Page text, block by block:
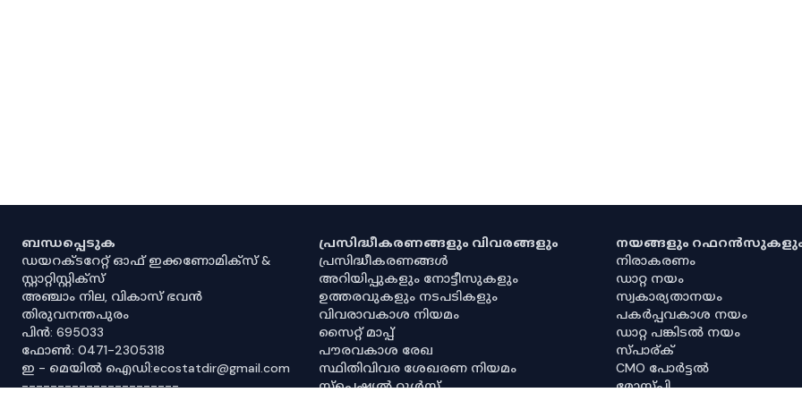
ബന്ധപ്പെടുക
ഡയറക്ടറേറ്റ് ഓഫ് ഇക്കണോമിക്സ് &
സ്റ്റാറ്റിസ്റ്റിക്സ്
അഞ്ചാം നില, വികാസ് ഭവൻ
തിരുവനന്തപുരം
പിൻ: 695033
ഫോൺ: 0471-2305318
ഇ - മെയിൽ ഐഡി:ecostatdir@gmail.com
----------------------
പ്രസിദ്ധീകരണങ്ങളും വിവരങ്ങളും
പ്രസിദ്ധീകരണങ്ങൾ
അറിയിപ്പുകളും നോട്ടീസുകളും
ഉത്തരവുകളും നടപടികളും
വിവരാവകാശ നിയമം
സൈറ്റ് മാപ്പ്
പൗരവകാശ രേഖ
സ്ഥിതിവിവര ശേഖരണ നിയമം
സ്‌പെഷ്യൽ റൂൾസ്
നയങ്ങളും
നിരാകരണം
ഡാറ്റ നയം
സ്വകാര്യതാനയം
പകർപ്പവകാശ നയം
ഡാറ്റ പങ്കിടൽ നയം
സ്പാര്ക്
CMO പോർട്ടൽ
മോസ്പി